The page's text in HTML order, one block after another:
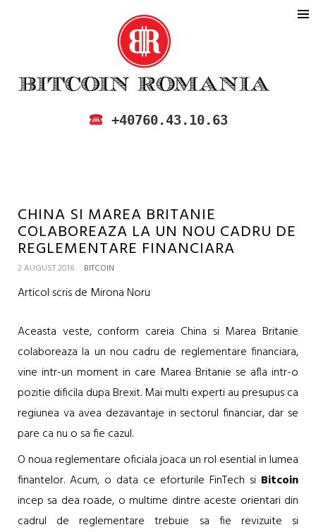
BITCOIN ROMANIA
CUMPARA SI VINDE BITCOIN IN
+40760.43.10.63
CHINA SI MAREA BRITANIE
COLABOREAZA LA UN NOU CADRU DE
REGLEMENTARE FINANCIARA
2 AUGUST 2016 BITCOIN
Articol scris de Mirona Noru
Aceasta veste, conform careia China si Marea Britanie
colaboreaza la un nou cadru de reglementare financiara,
vine intr-un moment in care Marea Britanie se afla intr-o
pozitie dificila dupa Brexit. Mai multi experti au presupus ca
regiunea va avea dezavantaje in sectorul financiar, dar se
pare ca nu o sa fie cazul.
O noua reglementare oficiala joaca un rol esential in lumea
finantelor. Acum, o data ce eforturile FinTech si Bitcoin
incep sa dea roade, o multime dintre aceste orientari din
cadrul de reglementare trebuie sa fie revizuite si